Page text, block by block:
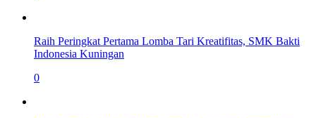
Raih Peringkat Pertama Lomba Tari Kreatifitas, SMK Bakti
Indonesia Kuningan
0